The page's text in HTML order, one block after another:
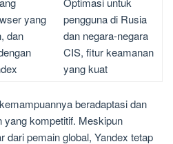
yang
dan
pengguna di Rusia
dan negara-negara
CIS, fitur keamanan
yang kuat
beradaptasi dan
yang kompetitif. Meskipun
dari pemain global, Yandex tetap